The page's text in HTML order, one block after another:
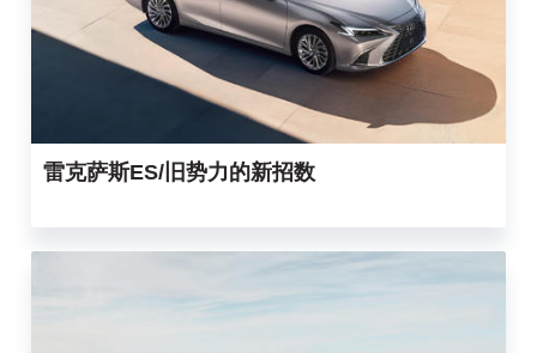
雷克萨斯ES/旧势力的新招数